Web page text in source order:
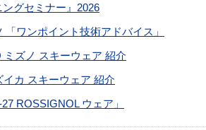
グセミナー』2026
「ワンポイント技術アドバイス」
ミズノ スキーウェア 紹介
イカ スキーウェア 紹介
ROSSIGNOL ウェア」